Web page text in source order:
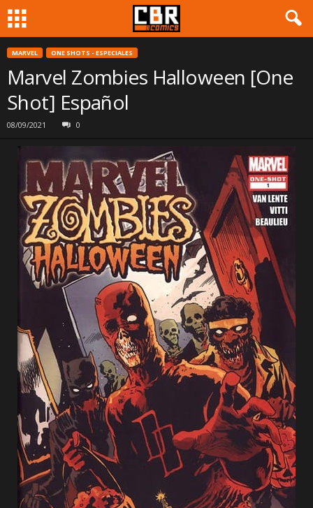
MARVEL ONE SHOTS - ESPECIALES
Marvel Zombies Halloween [One
Shot] Español
08/09/2021 0